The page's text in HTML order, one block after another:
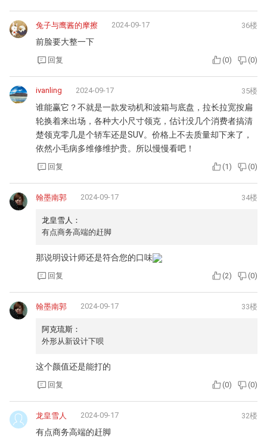
兔子与鹰酱的摩擦 2024-09-17 36楼
前脸要大整一下
回复 (0) (0)
ivanling 2024-09-17 35楼
谁能赢它？不就是一款发动机和波箱与底盘，拉长拉宽按扁
轮换着来出场，各种大小尺寸领克，估计没几个消费者搞清
楚领克零几是个轿车还是SUV。价格上不去质量却下来了，
依然小毛病多维修维护贵。所以慢慢看吧！
回复 (1 ) (0)
翰墨南郭 2024-09-17 34楼
龙皇雪人：
有点商务高端的赶脚
那说明设计师还是符合您的口味
回复 (2) (0)
翰墨南郭 2024-09-17 33楼
阿克琉斯：
外形从新设计下呗
这个颜值还是能打的
回复 (0) (0)
龙皇雪人 2024-09-17 32楼
有点商务高端的赶脚